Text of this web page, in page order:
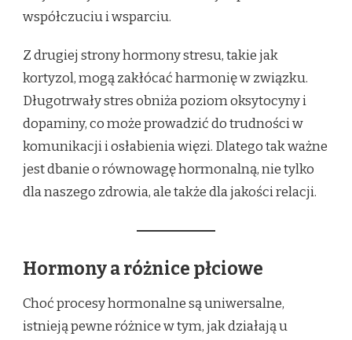
współczuciu i wsparciu.
Z drugiej strony hormony stresu, takie jak
kortyzol, mogą zakłócać harmonię w związku.
Długotrwały stres obniża poziom oksytocyny i
dopaminy, co może prowadzić do trudności w
komunikacji i osłabienia więzi. Dlatego tak ważne
jest dbanie o równowagę hormonalną, nie tylko
dla naszego zdrowia, ale także dla jakości relacji.
Hormony a różnice płciowe
Choć procesy hormonalne są uniwersalne,
istnieją pewne różnice w tym, jak działają u